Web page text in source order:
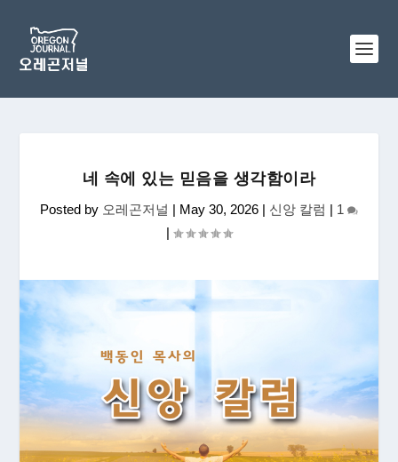
네 속에 있는 믿음을 생각함이라
Posted by 오레곤저널 | May 30, 2026 | 신앙 칼럼 | 1
|